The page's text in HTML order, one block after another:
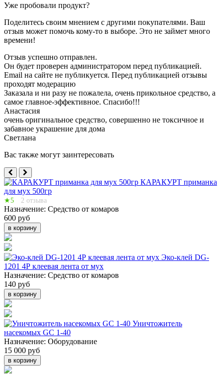
Уже пробовали продукт?
Поделитесь своим мнением с другими покупателями. Ваш
отзыв может помочь кому-то в выборе. Это не займет много
времени!
Отзыв успешно отправлен.
Он будет проверен администратором перед публикацией.
Email на сайте не публикуется. Перед публикацией отзывы
проходят модерацию
Заказала и ни разу не пожалела, очень прикольное средство, а
самое главное-эффективное. Спасибо!!!
Анастасия
очень оригинальное средство, совершенно не токсичное и
забавное украшение для дома
Светлана
Вас также могут заинтересовать
КАРАКУРТ приманка
для мух 500гр
★5 2 отзыва
Назначение: Средство от комаров
600 руб
в корзину
Эко-клей DG-
1201 4Р клеевая лента от мух
Назначение: Средство от комаров
140 руб
в корзину
Уничтожитель
насекомых GC 1-40
Назначение: Оборудование
15 000 руб
в корзину